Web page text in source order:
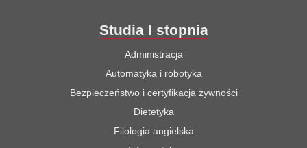
Studia I stopnia
Administracja
Automatyka i robotyka
Bezpieczeństwo i certyfikacja żywności
Dietetyka
Filologia angielska